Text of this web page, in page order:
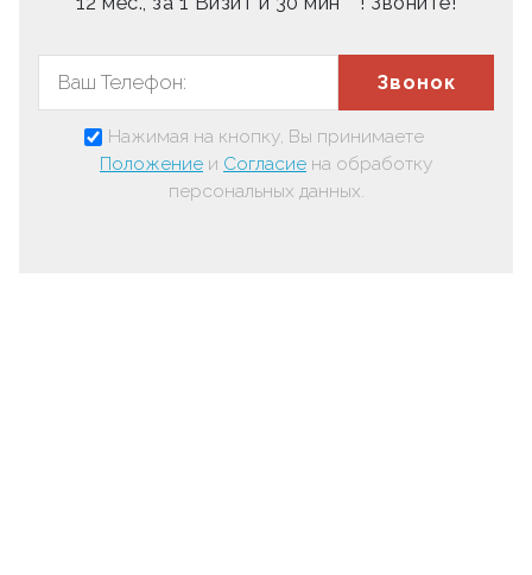
Звонок
Нажимая на кнопку, Вы принимаете
Положение и Согласие на обработку
персональных данных.